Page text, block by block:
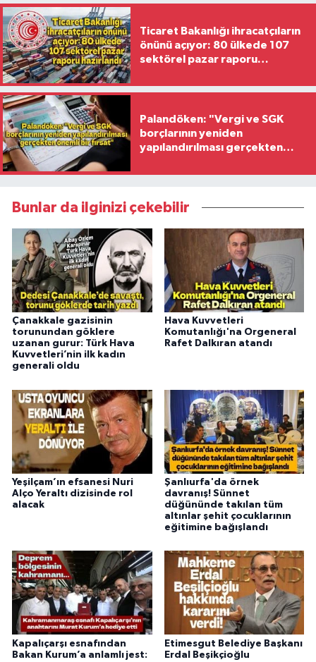
Ticaret Bakanlığı ihracatçıların
önünü açıyor: 80 ülkede 107
sektörel pazar raporu
Palandöken: "Vergi ve SGK
borçlarının yeniden
yapılandırılması gerçekten
Bunlar da ilginizi çekebilir
Çanakkale gazisinin
torunundan göklere
uzanan gurur: Türk Hava
Kuvvetleri’nin ilk kadın
generali oldu
Hava Kuvvetleri
Komutanlığı'na Orgeneral
Rafet Dalkıran atandı
Yeşilçam’ın efsanesi Nuri
Alço Yeraltı dizisinde rol
alacak
Şanlıurfa'da örnek
davranış! Sünnet
düğününde takılan tüm
altınlar şehit çocuklarının
eğitimine bağışlandı
Kapalıçarşı esnafından
Bakan Kurum’a anlamlı jest:
Etimesgut Belediye Başkanı
Erdal Beşikçioğlu